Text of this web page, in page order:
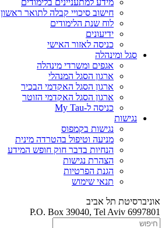
חישוב סיכויי קבלה לתואר ראשון
לוח שנת הלימודים
ידיעונים
כניסה לאזור האישי
סגל ומינהלה
אגפים ומשרדי מינהלה
ארגון הסגל המנהלי
ארגון הסגל האקדמי הבכיר
ארגון הסגל האקדמי הזוטר
כניסה ל-My Tau
נגישות
נגישות בקמפוס
מניעה וטיפול בהטרדה מינית
הנחיות בדבר חוק חופש המידע
הצהרת נגישות
הגנת הפרטיות
תנאי שימוש
אוניברסיטת תל אביב
P.O. Box 39040, Tel Aviv 6997801